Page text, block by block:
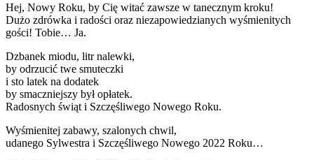
Hej, Nowy Roku, by Cię witać zawsze w tanecznym kroku!
Dużo zdrówka i radości oraz niezapowiedzianych wyśmienitych
gości! Tobie… Ja.
Dzbanek miodu, litr nalewki,
by odrzucić twe smuteczki
i sto latek na dodatek
by smaczniejszy był opłatek.
Radosnych świąt i Szczęśliwego Nowego Roku.
Wyśmienitej zabawy, szalonych chwil,
udanego Sylwestra i Szczęśliwego Nowego 2022 Roku…